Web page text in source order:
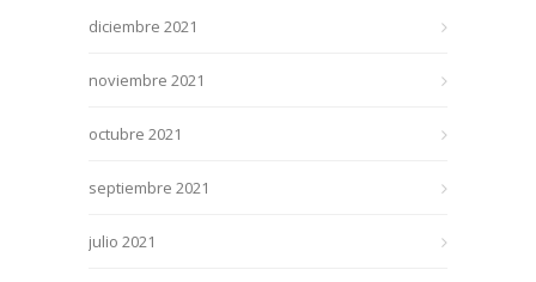
diciembre 2021
noviembre 2021
octubre 2021
septiembre 2021
julio 2021